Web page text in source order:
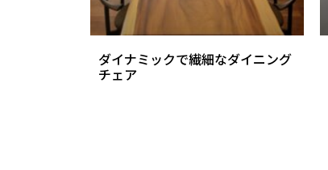
ダイナミックで繊細なダイニング
チェア